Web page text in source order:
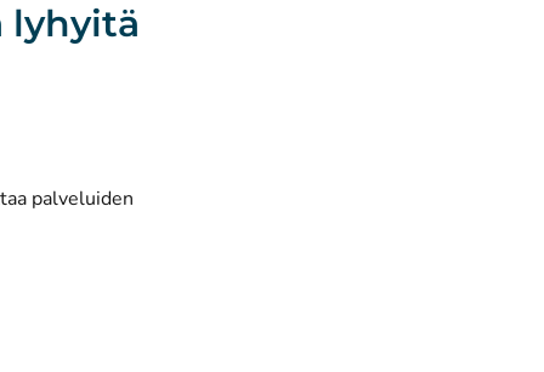
lyhyitä
palveluiden